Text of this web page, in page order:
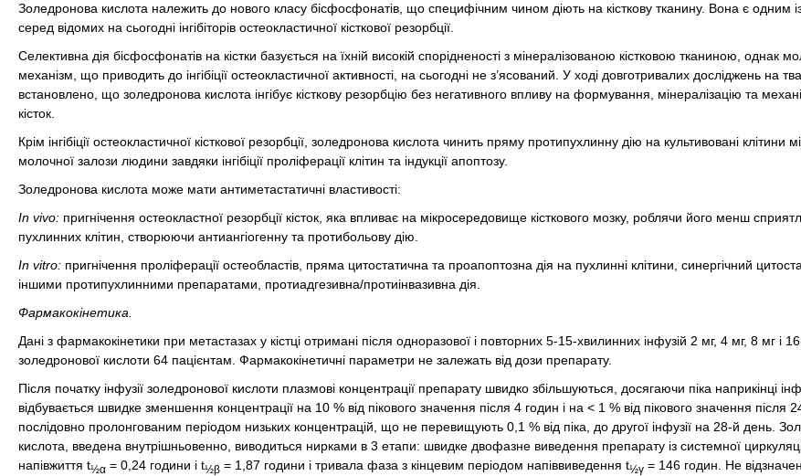
Золедронова кислота належить до нового класу бісфосфонатів, що специфічним чином діють на кісткову тканину. Вона є одним
серед відомих на сьогодні інгібіторів остеокластичної кісткової резорбції.
Селективна дія бісфосфонатів на кістки базується на їхній високій спорідненості з мінералізованою кістковою тканиною, однак
механізм, що приводить до інгібіції остеокластичної активності, на сьогодні не з’ясований. У ході довготривалих досліджень на
встановлено, що золедронова кислота інгібує кісткову резорбцію без негативного впливу на формування, мінералізацію та
кісток.
Крім інгібіції остеокластичної кісткової резорбції, золедронова кислота чинить пряму протипухлинну дію на культивовані клітини
молочної залози людини завдяки інгібіції проліферації клітин та індукції апоптозу.
Золедронова кислота може мати антиметастатичні властивості:
In vivo: пригнічення остеокластної резорбції кісток, яка впливає на мікросередовище кісткового мозку, роблячи його менш
пухлинних клітин, створюючи антиангіогенну та протибольову дію.
In vitro: пригнічення проліферації остеобластів, пряма цитостатична та проапоптозна дія на пухлинні клітини, синергічний
іншими протипухлинними препаратами, протиадгезивна/протиінвазивна дія.
Фармакокінетика.
Дані з фармакокінетики при метастазах у кістці отримані після одноразової і повторних 5-15-хвилинних інфузій 2 мг, 4 мг, 8 мг і
золедронової кислоти 64 пацієнтам. Фармакокінетичні параметри не залежать від дози препарату.
Після початку інфузії золедронової кислоти плазмові концентрації препарату швидко збільшуються, досягаючи піка наприкінці
відбувається швидке зменшення концентрації на 10 % від пікового значення після 4 годин і на < 1 % від пікового значення після
послідовно пролонгованим періодом низьких концентрацій, що не перевищують 0,1 % від піка, до другої інфузії на 28-й день.
кислота, введена внутрішньовенно, виводиться нирками в 3 етапи: швидке двофазне виведення препарату із системної
напівжиття t½α = 0,24 години і t½β = 1,87 години і тривала фаза з кінцевим періодом напіввиведення t½γ = 146 годин. Не